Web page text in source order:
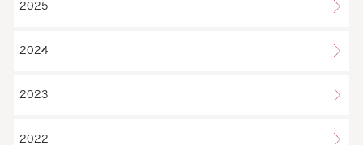
2025
2024
2023
2022